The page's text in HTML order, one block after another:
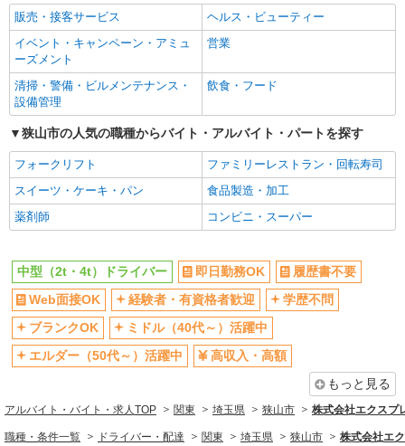
販売・接客サービス
ヘルス・ビューティー
イベント・キャンペーン・アミュ
ーズメント
営業
清掃・警備・ビルメンテナンス・
設備管理
飲食・フード
狭山市の人気の職種からバイト・アルバイト・パートを探す
フォークリフト
ファミリーレストラン・回転寿司
スイーツ・ケーキ・パン
食品製造・加工
薬剤師
コンビニ・スーパー
中型（2t・4t）ドライバー 即日勤務OK
履歴書不要
Web面接OK
経験者・有資格者歓迎
学歴不問
ブランクOK
ミドル（40代～）活躍中
エルダー（50代～）活躍中
高収入・高額
もっと見る
アルバイト・バイト・求人TOP 関東 埼玉県 狭山市 株式会社エクスプ
職種・条件一覧 ドライバー・配達 関東 埼玉県 狭山市 株式会社エ